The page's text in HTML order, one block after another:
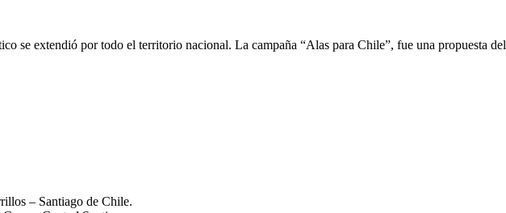
se extendió por todo el territorio nacional. La campaña “Alas para Chile”, fue una propuesta del
– Santiago de Chile.